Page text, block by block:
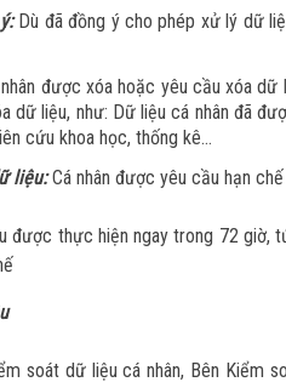
Dù đã đồng ý cho phép xử lý dữ
được xóa hoặc yêu cầu xóa
dữ liệu, như: Dữ liệu cá nhân đã
cứu khoa học, thống kê…
liệu:Cá nhân được yêu cầu hạn
được thực hiện ngay trong 72 giờ,
soát dữ liệu cá nhân, Bên Kiểm